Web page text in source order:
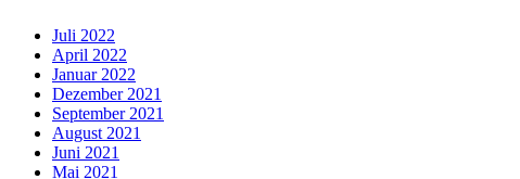
Juli 2022
April 2022
Januar 2022
Dezember 2021
September 2021
August 2021
Juni 2021
Mai 2021